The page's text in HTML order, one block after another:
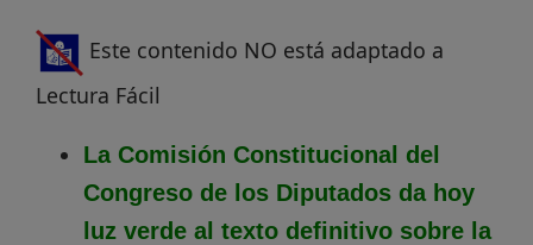
Este contenido NO está adaptado a
Lectura Fácil
La Comisión Constitucional del
Congreso de los Diputados da hoy
luz verde al texto definitivo sobre la